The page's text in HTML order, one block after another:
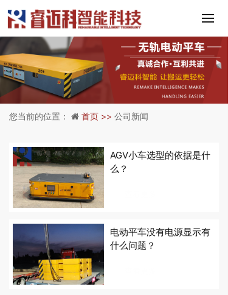
您当前的位置： 首页 >> 公司新闻
AGV小车选型的依据是什
么？
电动平车没有电源显示有
什么问题？